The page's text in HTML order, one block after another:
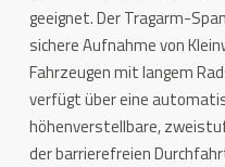
HEAVY
LINE
Grey-
Line
Menge
geeignet. Der Tragarm-
sichere Aufnahme von
Fahrzeugen mit langem
verfügt über eine
höhenverstellbare,
der barrierefreien